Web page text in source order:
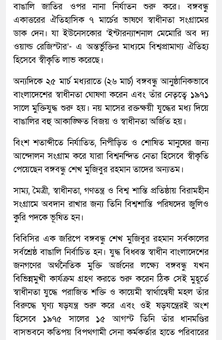
বাঙালি জাতির ওপর নানা নির্যাতন শুরু করে। বঙ্গবন্ধু
একাত্তরের ঐতিহাসিক ৭ মার্চের ভাষণে স্বাধীনতা সংগ্রামের
ডাক দেন। যা ইউনেসকোর ‘ইন্টারন্যাশনাল মেমোরি অব দ্য
ওয়াল্ড রেজিস্টার’- এ অন্তর্ভুক্তির মাধ্যমে বিশ্বপ্রামাণ্য ঐতিহ্য
হিসেবে স্বীকৃতি লাভ করেছে।
অন্যদিকে ২৫ মার্চ মধ্যরাতে (২৬ মার্চ) বঙ্গবন্ধু আনুষ্ঠানিকভাবে
বাংলাদেশের স্বাধীনতা ঘোষণা করেন এবং তাঁর নেতৃত্বে ১৯৭১
সালে মুক্তিযুদ্ধ শুরু হয়। নয় মাসের রক্তক্ষয়ী যুদ্ধের মধ্য দিয়ে
বাঙালির বহু আকাঙ্ক্ষিত বিজয় ও স্বাধীনতা অর্জিত হয়।
বিংশ শতাব্দীতে নির্যাতিত, নিপীড়িত ও শোষিত মানুষের জন্য
আন্দোলন সংগ্রাম করে যারা বিশ্বনন্দিত নেতা হিসেবে স্বীকৃতি
পেয়েছেন বঙ্গবন্ধু শেখ মুজিবুর রহমান তাদের অন্যতম।
সাম্য, মৈত্রী, স্বাধীনতা, গণতন্ত্র ও বিশ্ব শান্তি প্রতিষ্ঠায় বিরামহীন
সংগ্রামে অবদান রাখার জন্য তিনি বিশ্বশান্তি পরিষদের জুলিও
কুরি পদকে ভূষিত হন।
বিবিসির এক জরিপে বঙ্গবন্ধু শেখ মুজিবুর রহমান সর্বকালের
সর্বশ্রেষ্ঠ বাঙালি নির্বাচিত হন। যুদ্ধ বিধ্বস্ত স্বাধীন বাংলাদেশের
জনগণের অর্থনৈতিক মুক্তি অর্জনের লক্ষ্যে বঙ্গবন্ধু যখন
বিভিন্নমুখী কার্যক্রম গ্রহণ করতে শুরু করেন ঠিক সেই মুহূর্তে
স্বাধীনতা যুদ্ধে পরাজিত শক্তি ও কায়েমী স্বার্থান্বেষী মহল তাঁর
বিরুদ্ধে ঘৃণ্য ষড়যন্ত্র শুরু করে এবং ওই ষড়যন্ত্রেরই অংশ
হিসেবে ১৯৭৫ সালের ১৫ আগস্ট তিনি তাঁর ধানমণ্ডির
বাসভবনে কতিপয় বিপথগামী সেনা কর্মকর্তার হাতে পরিবারের